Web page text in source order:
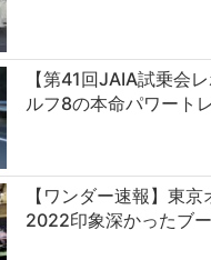
【第41回JAIA試乗会
ルフ8の本命パワート
【ワンダー速報】東
2022印象深かったブ